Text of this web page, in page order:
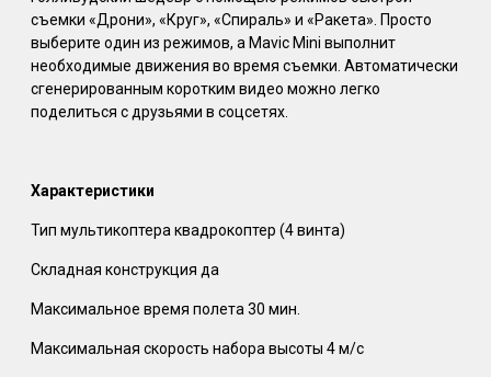
съемки «Дрони», «Круг», «Спираль» и «Ракета». Просто
выберите один из режимов, а Mavic Mini выполнит
необходимые движения во время съемки. Автоматически
сгенерированным коротким видео можно легко
поделиться с друзьями в соцсетях.
Характеристики
Тип мультикоптера квадрокоптер (4 винта)
Складная конструкция да
Максимальное время полета 30 мин.
Максимальная скорость набора высоты 4 м/с